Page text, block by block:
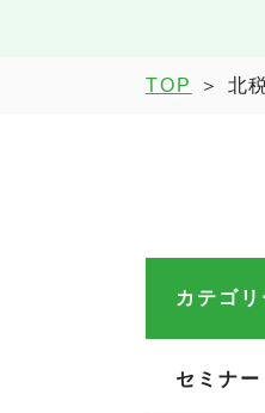
TOP ＞ 北
カテゴリ
セミナー